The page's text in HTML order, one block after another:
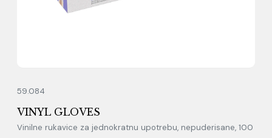
59.084
VINYL GLOVES
Vinilne rukavice za jednokratnu upotrebu, nepuderisane, 100